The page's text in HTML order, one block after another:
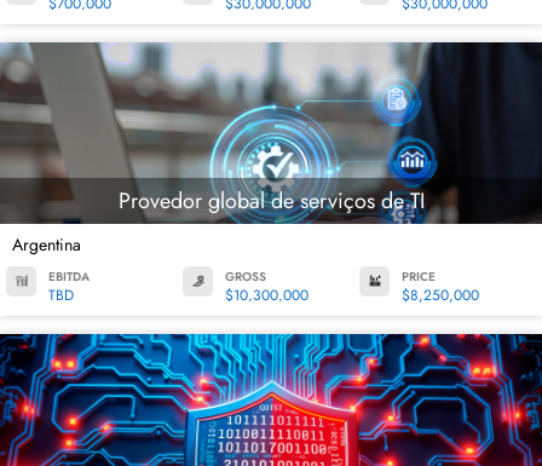
Provedor global de serviços de TI
Argentina
EBITDA
TBD
GROSS
$10,300,000
PRICE
$8,250,000